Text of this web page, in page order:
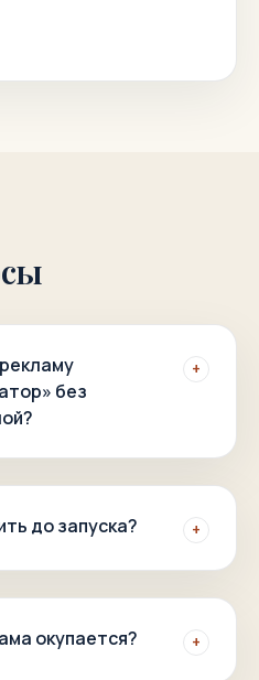
без
+
до запуска? +
окупается? +